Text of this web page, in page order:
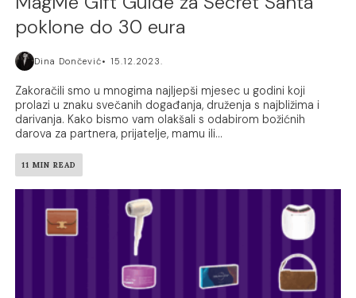
poklone do 30 eura
Dina Dončević 15.12.2023.
Zakoračili smo u mnogima najljepši mjesec u godini koji
prolazi u znaku svečanih događanja, druženja s najbližima i
darivanja. Kako bismo vam olakšali s odabirom božićnih
darova za partnera, prijatelje, mamu ili...
11 MIN READ